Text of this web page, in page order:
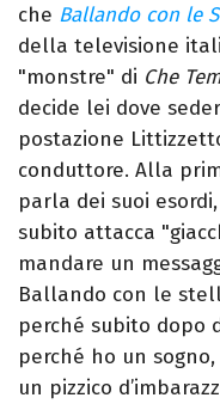
che Ballando con le
della televisione
"monstre" di Che
decide lei dove
postazione
conduttore. Alla
parla dei suoi
subito attacca
mandare un
Ballando con le
perché subito dopo
perché ho un sogno,
un pizzico